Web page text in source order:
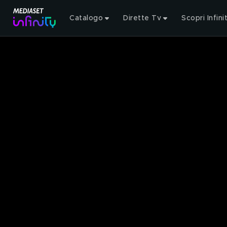
Catalogo Dirette Tv Scopri